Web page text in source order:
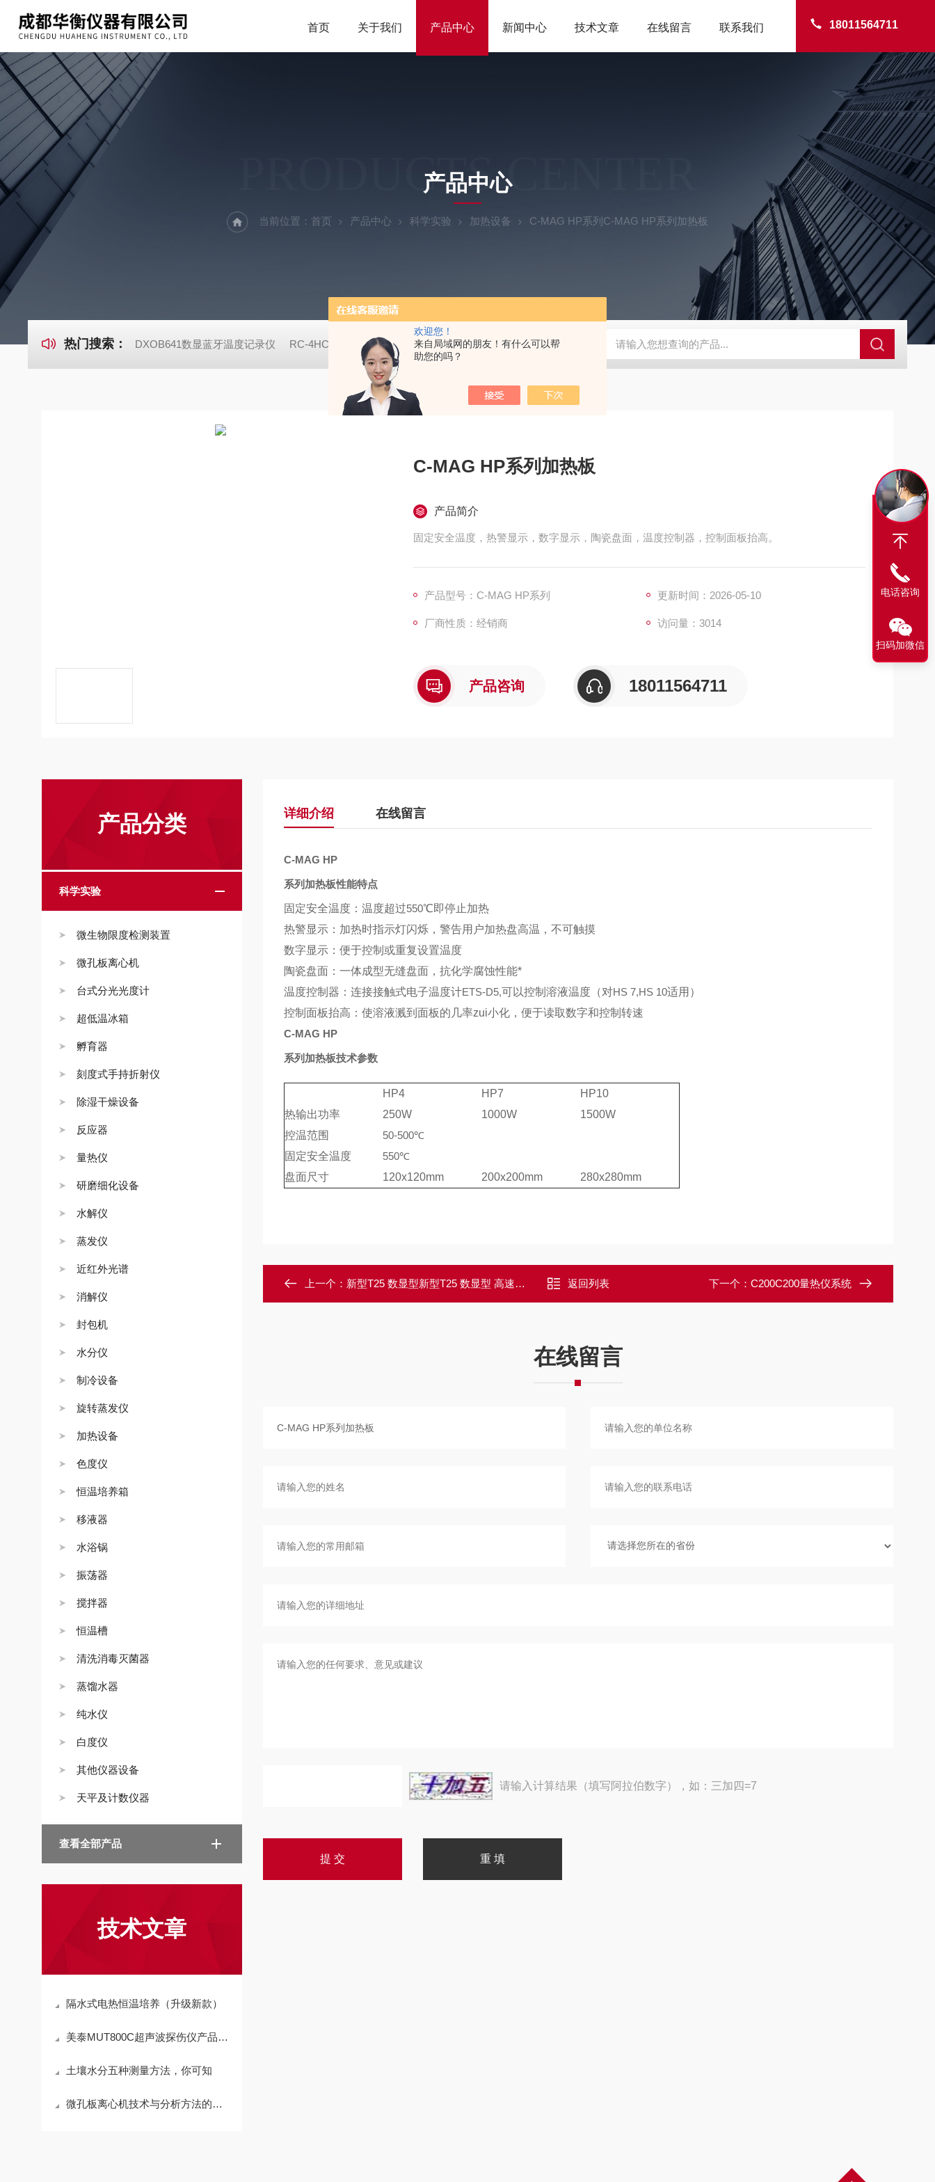
欢迎您！
来自局域网的朋友！有什么可以帮
助您的吗？
18011564711
首页 关于我们 产品中心 新闻中心 技术文章 在线留言 联系我们
PRODUCTS CENTER
产品中心
当前位置： 首页 产品中心 科学实验 加热设备 C-MAG HP系列C-MAG HP系列加热板
热门搜索： DXOB641数显蓝牙温度记录仪 RC-4HC RC-4HA温湿度记录仪 多样品平行蒸发仪多样品平行蒸发仪 SBD-100B SBD-100D成都漏氯报警仪 漏氯报警器 漏氯检测仪
C-MAG HP系列加热板
产品简介
固定安全温度，热警显示，数字显示，陶瓷盘面，温度控制器，控制面板抬高。
产品型号：C-MAG HP系列 更新时间：2026-05-10
厂商性质：经销商 访问量：3014
产品咨询 18011564711
产品分类
科学实验
微生物限度检测装置
微孔板离心机
台式分光光度计
超低温冰箱
孵育器
刻度式手持折射仪
除湿干燥设备
反应器
量热仪
研磨细化设备
水解仪
蒸发仪
近红外光谱
消解仪
封包机
水分仪
制冷设备
旋转蒸发仪
加热设备
色度仪
恒温培养箱
移液器
水浴锅
振荡器
搅拌器
恒温槽
清洗消毒灭菌器
蒸馏水器
纯水仪
白度仪
其他仪器设备
天平及计数仪器
查看全部产品
技术文章
隔水式电热恒温培养（升级新款）
美泰MUT800C超声波探伤仪产品简介
土壤水分五种测量方法，你可知
微孔板离心机技术与分析方法的优化
详细介绍 在线留言
C-MAG HP
系列加热板性能特点
固定安全温度：温度超过550℃即停止加热
热警显示：加热时指示灯闪烁，警告用户加热盘高温，不可触摸
数字显示：便于控制或重复设置温度
陶瓷盘面：一体成型无缝盘面，抗化学腐蚀性能*
温度控制器：连接接触式电子温度计ETS-D5,可以控制溶液温度（对HS 7,HS 10适用）
控制面板抬高：使溶液溅到面板的几率zui小化，便于读取数字和控制转速
C-MAG HP
系列加热板技术参数
HP4 HP7
HP10
热输出功率
250W 1000W
1500W
控温范围
50-500℃
固定安全温度
550℃
盘面尺寸
120x120mm 200x200mm 280x280mm
上一个： 新型T25 数显型新型T25 数显型 高速分散机ULTRA -TUR 返回列表 下一个： C200C200量热仪系统
在线留言
请输入计算结果（填写阿拉伯数字），如：三加四=7
电话咨询
扫码加微信